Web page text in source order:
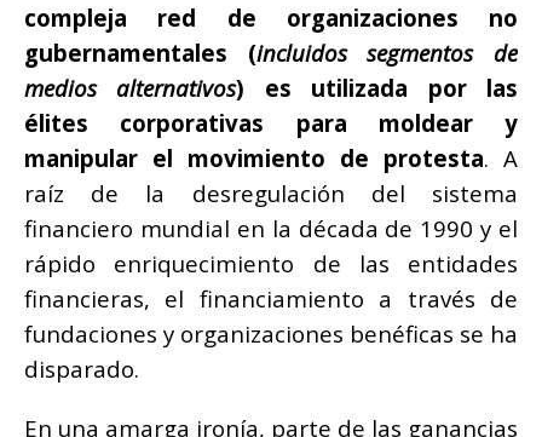
compleja red de organizaciones no
gubernamentales (incluidos segmentos de
medios alternativos) es utilizada por las
élites corporativas para moldear y
manipular el movimiento de protesta. A
raíz de la desregulación del sistema
financiero mundial en la década de 1990 y el
rápido enriquecimiento de las entidades
financieras, el financiamiento a través de
fundaciones y organizaciones benéficas se ha
disparado.
En una amarga ironía, parte de las ganancias